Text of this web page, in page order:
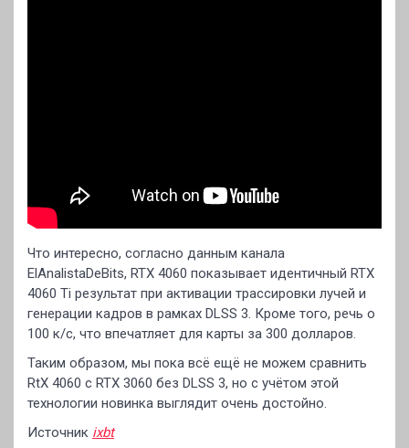
Что интересно, согласно данным канала
ElAnalistaDeBits, RTX 4060 показывает идентичный RTX
4060 Ti результат при активации трассировки лучей и
генерации кадров в рамках DLSS 3. Кроме того, речь о
100 к/с, что впечатляет для карты за 300 долларов.
Таким образом, мы пока всё ещё не можем сравнить
RtX 4060 с RTX 3060 без DLSS 3, но с учётом этой
технологии новинка выглядит очень достойно.
Источник ixbt